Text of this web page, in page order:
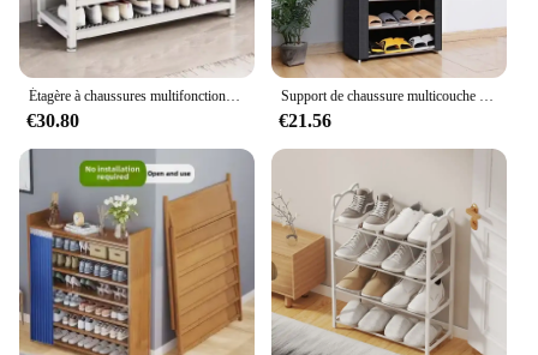
Étagère à chaussures multifonctionnelle nordique, porte d'entrée, armoire à chaussures, luxe abordable, sens haut de gamme, maison simple, banc de rangement
€30.80
Support de chaussure multicouche T1 en tissu non tissé, étagère anti-poussière pour couloir et entrée, armoire peu encombrante, meubles de maison
€21.56